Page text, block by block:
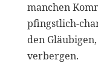
manchen
pfingstlich-
den
verbergen.